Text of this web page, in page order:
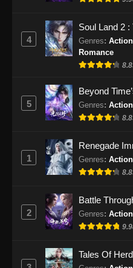
4
Soul Land 2
Genres: Action
Romance
5
Beyond
Genres: Action
1
Renegade
Genres: Action
2
Battle
Genres: Action
Tales Of